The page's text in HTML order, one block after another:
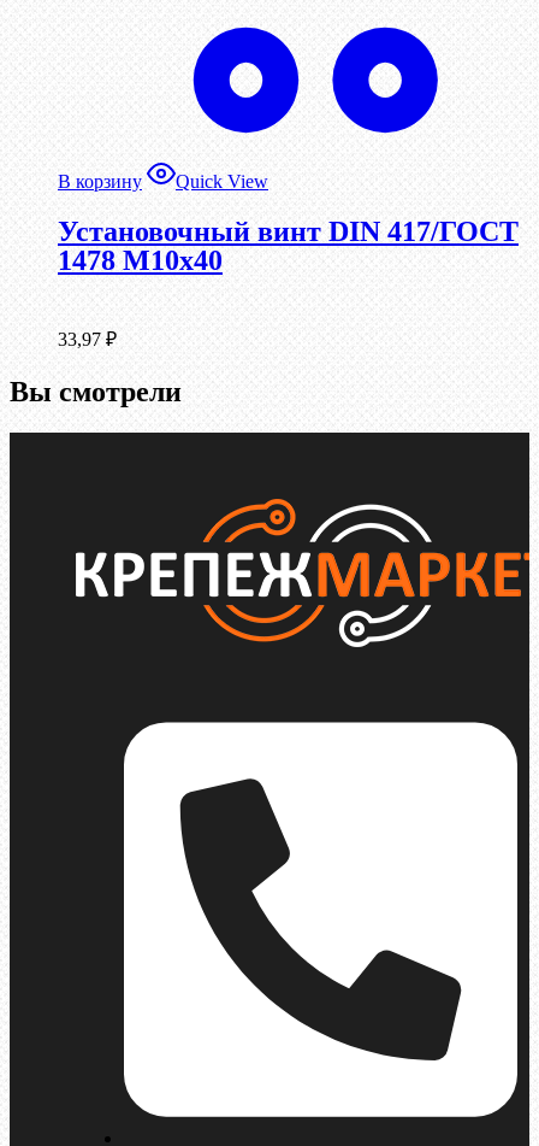
В корзину Quick View
Установочный винт DIN 417/ГОСТ
1478 М10х40
33,97 ₽
Вы смотрели